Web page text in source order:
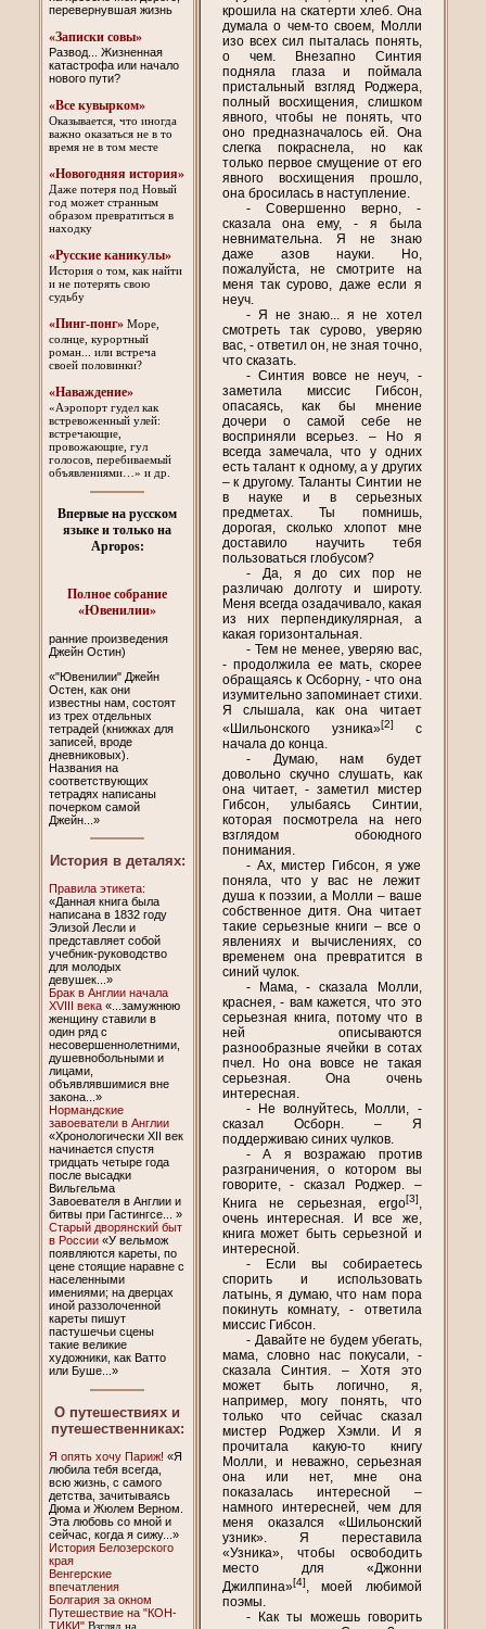
перевернувшая жизнь
«Записки совы»
Развод... Жизненная
катастрофа или начало
нового пути?
«Все кувырком»
Оказывается, что иногда
важно оказаться не в то
время не в том месте
«Новогодняя история»
Даже потеря под Новый
год может странным
образом превратиться в
находку
«Русские каникулы»
История о том, как найти
и не потерять свою
судьбу
«Пинг-понг» Море,
солнце, курортный
роман... или встреча
своей половинки?
«Наваждение»
«Аэропорт гудел как
встревоженный улей:
встречающие,
провожающие, гул
голосов, перебиваемый
объявлениями…» и др.
Впервые на русском
языке и только на
Apropos:
Полное собрание
«Ювенилии»
ранние произведения
Джейн Остин)
«"Ювенилии" Джейн
Остен, как они
известны нам, состоят
из трех отдельных
тетрадей (книжках для
записей, вроде
дневниковых).
Названия на
соответствующих
тетрадях написаны
почерком самой
Джейн...»
История в деталях:
Правила этикета:
«Данная книга была
написана в 1832 году
Элизой Лесли и
представляет собой
учебник-руководство
для молодых
девушек...»
Брак в Англии начала
XVIII века «...замужнюю
женщину ставили в
один ряд с
несовершеннолетними,
душевнобольными и
лицами,
объявлявшимися вне
закона...»
Нормандские
завоеватели в Англии
«Хронологически XII век
начинается спустя
тридцать четыре года
после высадки
Вильгельма
Завоевателя в Англии и
битвы при Гастингсе... »
Старый дворянский быт
в России «У вельмож
появляются кареты, по
цене стоящие наравне с
населенными
имениями; на дверцах
иной раззолоченной
кареты пишут
пастушечьи сцены
такие великие
художники, как Ватто
или Буше...»
О путешествиях и
путешественниках:
Я опять хочу Париж! «Я
любила тебя всегда,
всю жизнь, с самого
детства, зачитываясь
Дюма и Жюлем Верном.
Эта любовь со мной и
сейчас, когда я сижу...»
История Белозерского
края
Венгерские
впечатления
Болгария за окном
Путешествие на "КОН-
ТИКИ" Взгляд на
крошила на скатерти хлеб. Она
думала о чем-то своем, Молли
изо всех сил пыталась понять,
о чем. Внезапно Синтия
подняла глаза и поймала
пристальный взгляд Роджера,
полный восхищения, слишком
явного, чтобы не понять, что
оно предназначалось ей. Она
слегка покраснела, но как
только первое смущение от его
явного восхищения прошло,
она бросилась в наступление.
- Совершенно верно, -
сказала она ему, - я была
невнимательна. Я не знаю
даже азов науки. Но,
пожалуйста, не смотрите на
меня так сурово, даже если я
неуч.
- Я не знаю... я не хотел
смотреть так сурово, уверяю
вас, - ответил он, не зная точно,
что сказать.
- Синтия вовсе не неуч, -
заметила миссис Гибсон,
опасаясь, как бы мнение
дочери о самой себе не
восприняли всерьез. – Но я
всегда замечала, что у одних
есть талант к одному, а у других
– к другому. Таланты Синтии не
в науке и в серьезных
предметах. Ты помнишь,
дорогая, сколько хлопот мне
доставило научить тебя
пользоваться глобусом?
- Да, я до сих пор не
различаю долготу и широту.
Меня всегда озадачивало, какая
из них перпендикулярная, а
какая горизонтальная.
- Тем не менее, уверяю вас,
- продолжила ее мать, скорее
обращаясь к Осборну, - что она
изумительно запоминает стихи.
Я слышала, как она читает
«Шильонского узника»[2]
с
начала до конца.
- Думаю, нам будет
довольно скучно слушать, как
она читает, - заметил мистер
Гибсон, улыбаясь Синтии,
которая посмотрела на него
взглядом обоюдного
понимания.
- Ах, мистер Гибсон, я уже
поняла, что у вас не лежит
душа к поэзии, а Молли – ваше
собственное дитя. Она читает
такие серьезные книги – все о
явлениях и вычислениях, со
временем она превратится в
синий чулок.
- Мама, - сказала Молли,
краснея, - вам кажется, что это
серьезная книга, потому что в
ней описываются
разнообразные ячейки в сотах
пчел. Но она вовсе не такая
серьезная. Она очень
интересная.
- Не волнуйтесь, Молли, -
сказал Осборн. – Я
поддерживаю синих чулков.
- А я возражаю против
разграничения, о котором вы
говорите, - сказал Роджер. –
Книга не серьезная, ergo[3],
очень интересная. И все же,
книга может быть серьезной и
интересной.
- Если вы собираетесь
спорить и использовать
латынь, я думаю, что нам пора
покинуть комнату, - ответила
миссис Гибсон.
- Давайте не будем убегать,
мама, словно нас покусали, -
сказала Синтия. – Хотя это
может быть логично, я,
например, могу понять, что
только что сейчас сказал
мистер Роджер Хэмли. И я
прочитала какую-то книгу
Молли, и неважно, серьезная
она или нет, мне она
показалась интересной –
намного интересней, чем для
меня оказался «Шильонский
узник». Я переставила
«Узника», чтобы освободить
место для «Джонни
Джилпина»[4], моей любимой
поэмы.
- Как ты можешь говорить